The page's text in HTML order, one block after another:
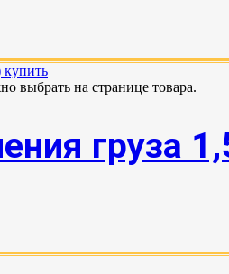
выбрать на странице товара.
груза